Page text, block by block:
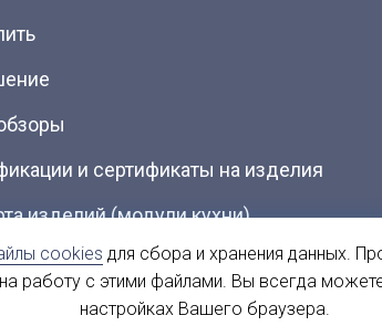
и сертификаты на изделия
изделий (модули кухни)
(Скачать PDF)
cookies для сбора и хранения данных.
работу с этими файлами. Вы всегда
настройках Вашего браузера.